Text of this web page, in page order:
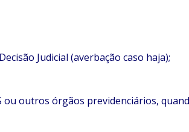
Judicial (averbação caso haja);
outros órgãos previdenciários,